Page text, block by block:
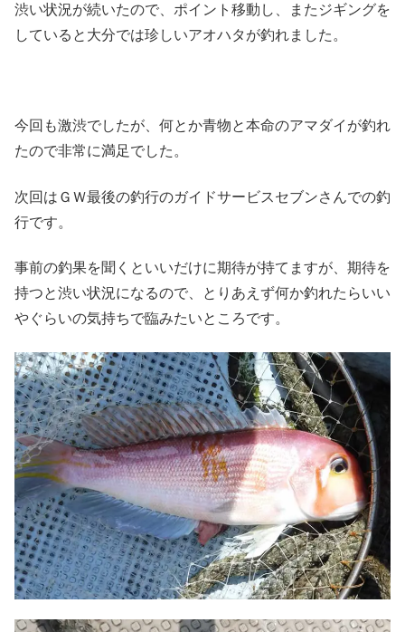
渋い状況が続いたので、ポイント移動し、またジギングを
していると大分では珍しいアオハタが釣れました。
今回も激渋でしたが、何とか青物と本命のアマダイが釣れ
たので非常に満足でした。
次回はＧＷ最後の釣行のガイドサービスセブンさんでの釣
行です。
事前の釣果を聞くといいだけに期待が持てますが、期待を
持つと渋い状況になるので、とりあえず何か釣れたらいい
やぐらいの気持ちで臨みたいところです。